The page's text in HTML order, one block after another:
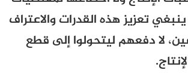
هذه القدرات والاعتراف
ليتحولوا إلى قطع